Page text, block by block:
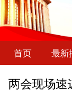
首页 最新
两会现场速